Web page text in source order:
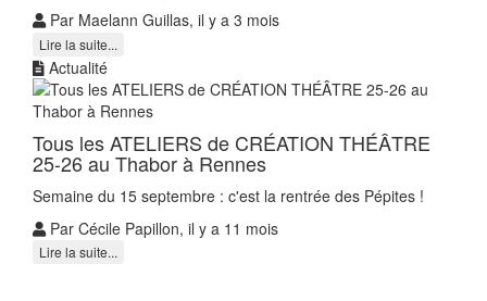
Par Maelann Guillas, il y a 3 mois
Lire la suite...
Actualité
Tous les ATELIERS de CRÉATION THÉÂTRE
25-26 au Thabor à Rennes
Semaine du 15 septembre : c'est la rentrée des Pépites !
Par Cécile Papillon, il y a 11 mois
Lire la suite...